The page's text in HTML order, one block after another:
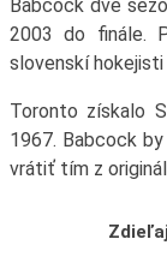
Babcock dve
2003 do finále.
slovenskí
Toronto získalo
1967. Babcock
vrátiť tím z